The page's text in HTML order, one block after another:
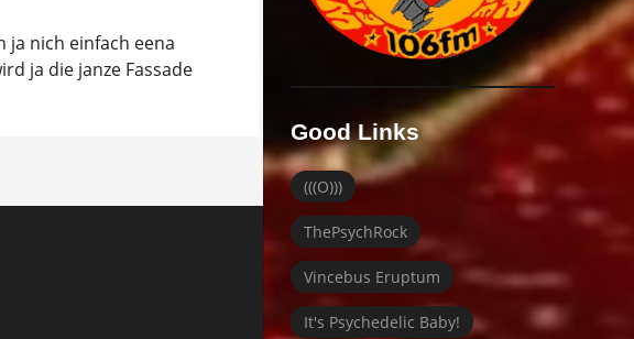
ja nich einfach eena
ja die janze Fassade
Good Links
(((O)))
ThePsychRock
Vincebus Eruptum
It's Psychedelic Baby!